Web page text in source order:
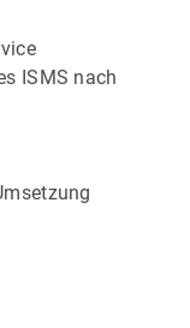
ISMS nach